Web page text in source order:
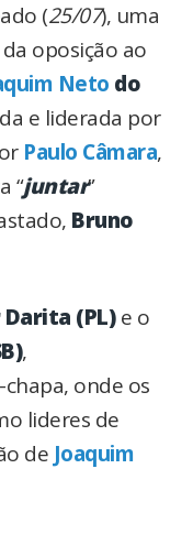
(25/07), uma
oposição ao
Neto do
e liderada por
Paulo Câmara,
“juntar”
Bruno
Darita (PL)e o
,
onde os
lideres de
de Joaquim